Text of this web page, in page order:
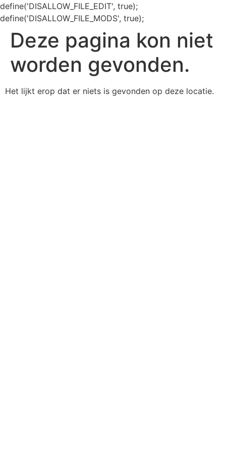
define('DISALLOW_FILE_EDIT', true);
define('DISALLOW_FILE_MODS', true);
Deze pagina kon niet
worden gevonden.
Het lijkt erop dat er niets is gevonden op deze locatie.